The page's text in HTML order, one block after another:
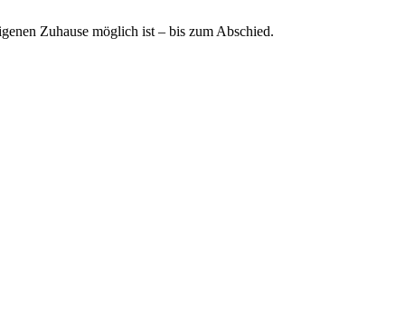
Zuhause möglich ist – bis zum Abschied.